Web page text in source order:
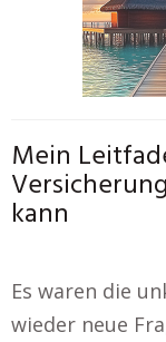
Mein
kann
Es waren die
wieder neue